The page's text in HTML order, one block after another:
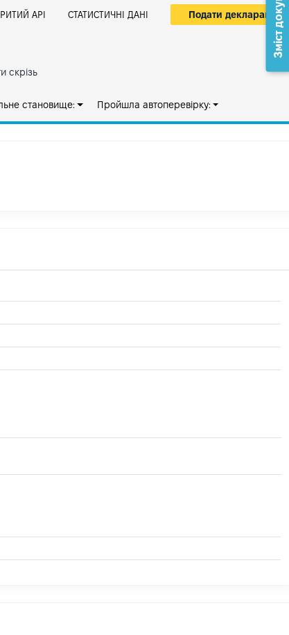
АРІ СТАТИСТИЧНІ ДАНІ Подати декларацію
скрізь
становище: Пройшла автоперевірку: